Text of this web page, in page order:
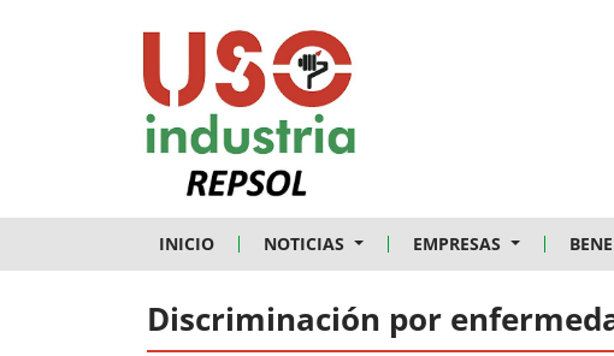
INICIO NOTICIAS EMPRESAS
Discriminación por